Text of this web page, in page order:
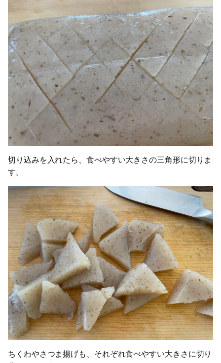
切り込みを入れたら、食べやすい大きさの三角形に切りま
す。
ちくわやさつま揚げも、それぞれ食べやすい大きさに切り